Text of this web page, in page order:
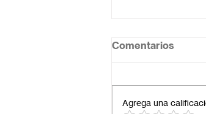
Comentarios
Agrega una